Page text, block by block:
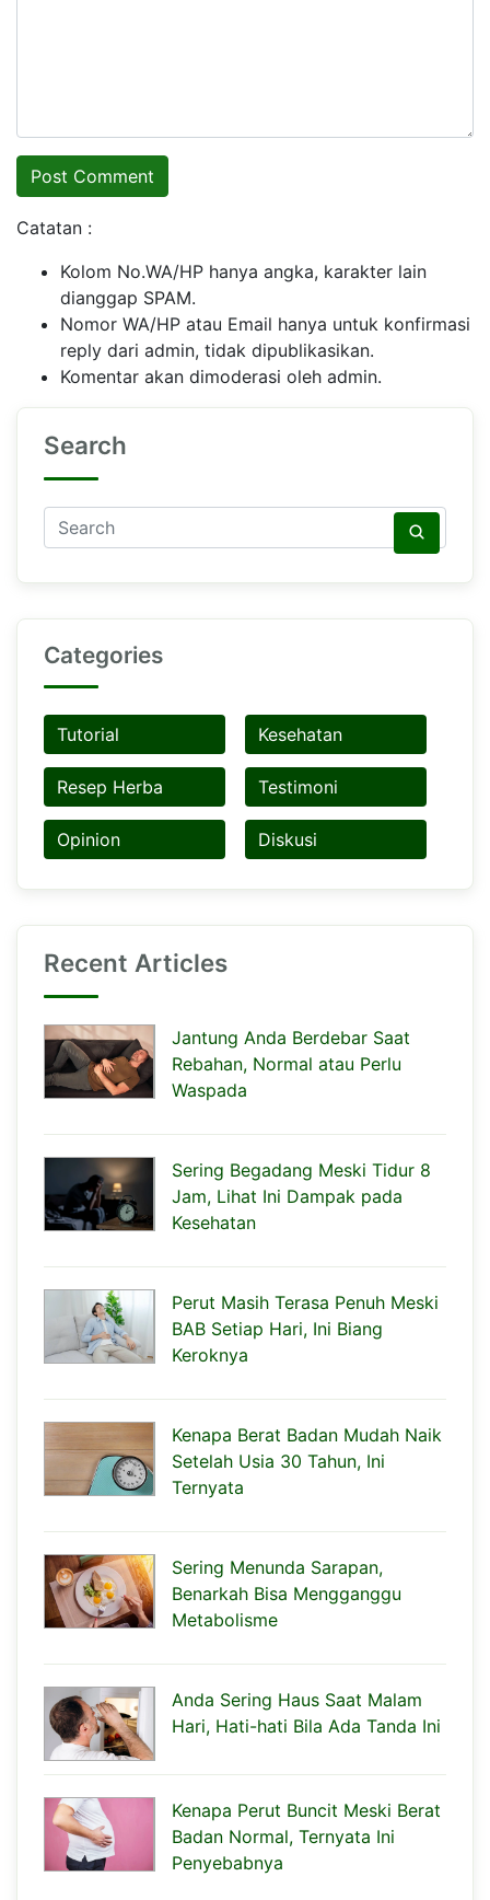
Catatan :
Kolom No.WA/HP hanya angka, karakter lain
dianggap SPAM.
Nomor WA/HP atau Email hanya untuk konfirmasi
reply dari admin, tidak dipublikasikan.
Komentar akan dimoderasi oleh admin.
Search
Categories
Tutorial Kesehatan
Resep Herba Testimoni
Opinion Diskusi
Recent Articles
Jantung Anda Berdebar Saat
Rebahan, Normal atau Perlu
Waspada
Sering Begadang Meski Tidur 8
Jam, Lihat Ini Dampak pada
Kesehatan
Perut Masih Terasa Penuh Meski
BAB Setiap Hari, Ini Biang
Keroknya
Kenapa Berat Badan Mudah Naik
Setelah Usia 30 Tahun, Ini
Ternyata
Sering Menunda Sarapan,
Benarkah Bisa Mengganggu
Metabolisme
Anda Sering Haus Saat Malam
Hari, Hati-hati Bila Ada Tanda Ini
Kenapa Perut Buncit Meski Berat
Badan Normal, Ternyata Ini
Penyebabnya